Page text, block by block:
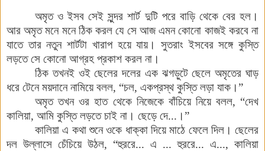
অমৃত ও ইসব সেই সুন্দর শার্ট দুটি পরে বাড়ি থেকে বের হল ।
আর অমৃত মনে মনে ঠিক করল যে সে আজ এমন কোনো কাজই করবে না
যাতে তার নতুন শার্টটা খারাপ হয়ে যায়। সুতরাং ইসবের সঙ্গে কুস্তি
লড়তে সে কোনো আগ্রহ প্রকাশ করল না ।
ঠিক তখনই ওই ছেলের দলের এক ঝগড়ুটে ছেলে অমৃতের ঘাড়
ধরে টেনে ময়দানে নামিয়ে বলল, “চল, একপ্রস্থ কুস্তি লড়া যাক ।”
অমৃত তখন ওর হাত থেকে নিজেকে বাঁচিয়ে নিয়ে বলল, “দেখ
কালিয়া, আমি কুস্তি লড়তে চাই না । ছেড়ে দে... ।”
কালিয়া এ কথা শুনে ওকে ধাক্কা দিয়ে মাঠে ফেলে দিল। ছেলের
দল উল্লাসে চেঁচিয়ে উঠল, “হুররে... এ ... হুররে... এ..., কালিয়া